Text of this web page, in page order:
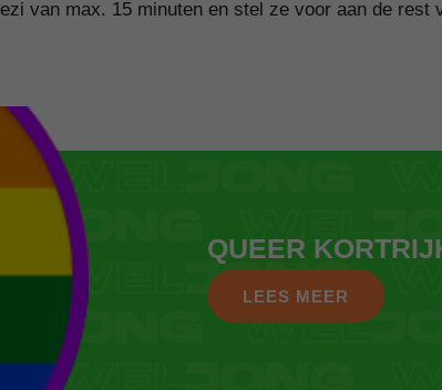
van max. 15 minuten en stel ze voor aan de rest
QUEER
LEES MEER